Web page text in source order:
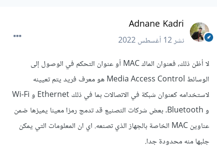
Adnane Kadri
نشر12 أغسطس 2022
لا أظن ذلك، فعنوان الماك MAC أو عنوان التحكم في الوصول إلى
الوسائط Media Access Control هو معرف فريد يتم تعيينه
لاستخدامه كعنوان شبكة في الاتصالات بما في ذلك Ethernet و Wi-Fi
و Bluetooth. بعض شركات التصنيع قد تدمج رمزا معينا يميزها ضمن
عناوين MAC الخاصة بالجهاز الذي تصنعه. اي ان المعلومات التي يمكن
جلبها منه محدودة جدا.